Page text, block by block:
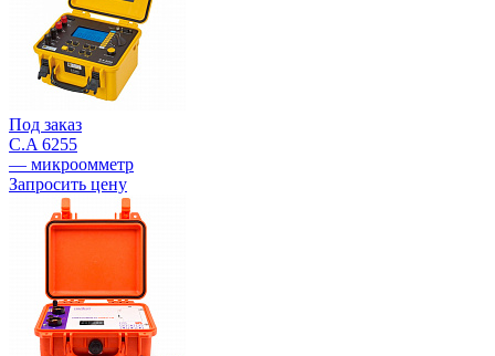
Под заказ
C.A 6255
— микроомметр
Запросить цену